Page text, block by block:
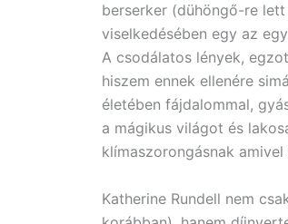
berserker (dühöngő-re
viselkedésében egy az
A csodálatos lények,
hiszem ennek ellenére
életében fájdalommal,
a mágikus világot és
klímaszorongásnak
Katherine Rundell nem